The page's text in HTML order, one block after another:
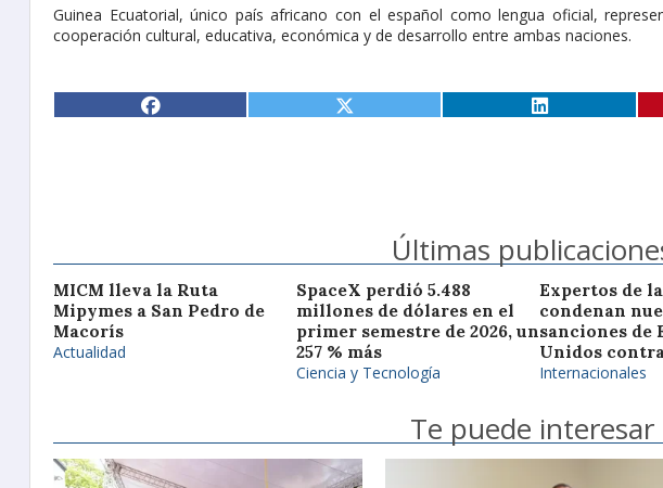
Guinea Ecuatorial, único país africano con el español como lengua oficial,
cooperación cultural, educativa, económica y de desarrollo entre ambas naciones.
Últimas
MICM lleva la Ruta
Mipymes a San Pedro de
Macorís
Actualidad
SpaceX perdió 5.488
millones de dólares en el
primer semestre de 2026, un
257 % más
Ciencia y Tecnología
Expertos de
condenan
sanciones de
Unidos
Internacionales
Te puede interesar